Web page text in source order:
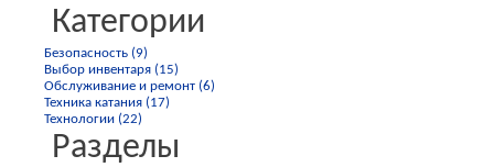
Категории
Безопасность (9)
Выбор инвентаря (15)
Обслуживание и ремонт (6)
Техника катания (17)
Технологии (22)
Разделы